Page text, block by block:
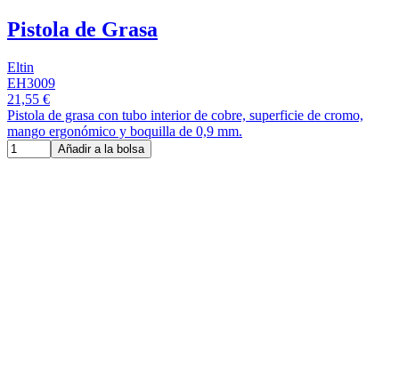
Pistola de Grasa
Eltin
EH3009
21,55 €
Pistola de grasa con tubo interior de cobre, superficie de cromo,
mango ergonómico y boquilla de 0,9 mm.
Añadir a la bolsa